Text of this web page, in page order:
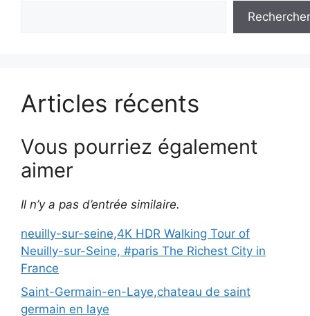
Rechercher
Articles récents
Vous pourriez également
aimer
Il n’y a pas d’entrée similaire.
neuilly-sur-seine,4K HDR Walking Tour of
Neuilly-sur-Seine, #paris The Richest City in
France
Saint-Germain-en-Laye,chateau de saint
germain en laye